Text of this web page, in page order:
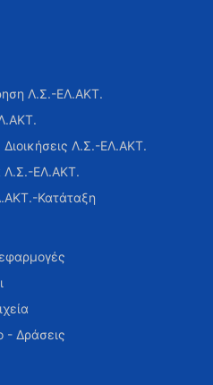
Λ.Σ.-ΕΛ.ΑΚΤ.
Διοικήσεις Λ.Σ.-ΕΛ.ΑΚΤ.
Λ.Σ.-ΕΛ.ΑΚΤ.
Κατάταξη
- Δράσεις